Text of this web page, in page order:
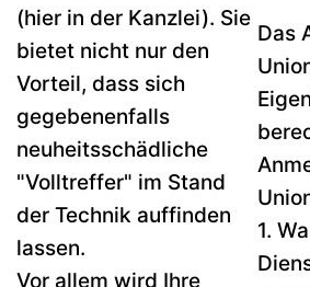
(hier in der Kanzlei). Sie
bietet nicht nur den
Vorteil, dass sich
gegebenenfalls
neuheitsschädliche
"Volltreffer" im Stand
der Technik auffinden
lassen.
Vor allem wird Ihre
Das
1.